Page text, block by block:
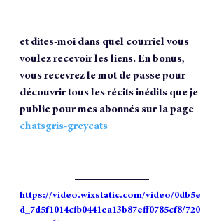
et dites-moi dans quel courriel vous
voulez recevoir les liens. En bonus,
vous recevrez le mot de passe pour
découvrir tous les récits inédits que je
publie pour mes abonnés sur la page
chatsgris-greycats
https://video.wixstatic.com/video/0db5e
d_7d5f1014cfb0441ea13b87eff0785cf8/720